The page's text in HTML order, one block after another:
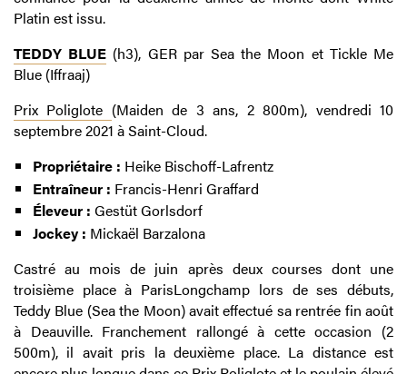
Platin est issu.
TEDDY BLUE (h3), GER par Sea the Moon et Tickle Me
Blue (Iffraaj)
Prix Poliglote (Maiden de 3 ans, 2 800m), vendredi 10
septembre 2021 à Saint-Cloud.
Propriétaire : Heike Bischoff-Lafrentz
Entraîneur : Francis-Henri Graffard
Éleveur : Gestüt Gorlsdorf
Jockey : Mickaël Barzalona
Castré au mois de juin après deux courses dont une
troisième place à ParisLongchamp lors de ses débuts,
Teddy Blue (Sea the Moon) avait effectué sa rentrée fin août
à Deauville. Franchement rallongé à cette occasion (2
500m), il avait pris la deuxième place. La distance est